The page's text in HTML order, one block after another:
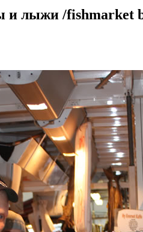
и лыжи /fishmarket